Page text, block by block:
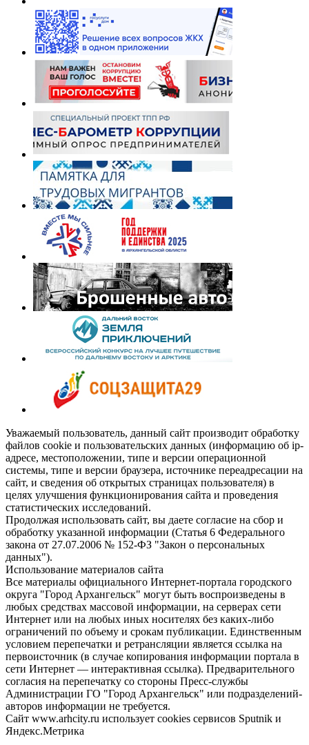
Уважаемый пользователь, данный сайт производит обработку
файлов cookie и пользовательских данных (информацию об ip-
адресе, местоположении, типе и версии операционной
системы, типе и версии браузера, источнике переадресации на
сайт, и сведения об открытых страницах пользователя) в
целях улучшения функционирования сайта и проведения
статистических исследований.
Продолжая использовать сайт, вы даете согласие на сбор и
обработку указанной информации (Статья 6 Федерального
закона от 27.07.2006 № 152-ФЗ "Закон о персональных
данных").
Использование материалов сайта
Все материалы официального Интернет-портала городского
округа "Город Архангельск" могут быть воспроизведены в
любых средствах массовой информации, на серверах сети
Интернет или на любых иных носителях без каких-либо
ограничений по объему и срокам публикации. Единственным
условием перепечатки и ретрансляции является ссылка на
первоисточник (в случае копирования информации портала в
сети Интернет — интерактивная ссылка). Предварительного
согласия на перепечатку со стороны Пресс-службы
Администрации ГО "Город Архангельск" или подразделений-
авторов информации не требуется.
Сайт www.arhcity.ru использует cookies сервисов Sputnik и
Яндекс.Метрика